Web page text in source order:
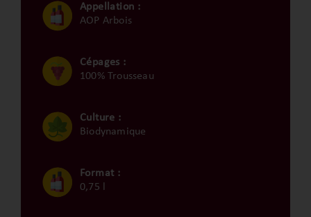
Appellation :
AOP Arbois
Cépages :
100% Trousseau
Culture :
Biodynamique
Format :
0,75 l